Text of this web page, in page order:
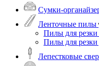
Сумки-
Ленточные пилы
Пилы для резки
Пилы для резки
Лепестковые